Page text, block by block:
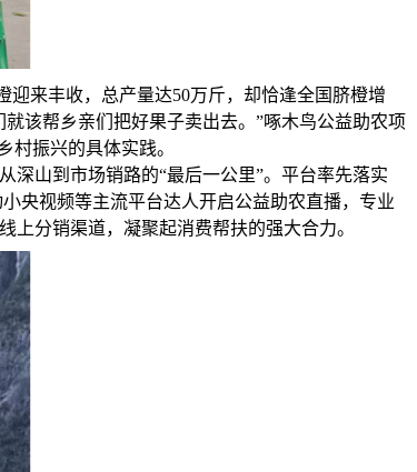
迎来丰收，总产量达50万斤，却恰逢全国脐橙增
该帮乡亲们把好果子卖出去。”啄木鸟公益助农项
村振兴的具体实践。
深山到市场销路的“最后一公里”。平台率先落实
央视频等主流平台达人开启公益助农直播，专业
分销渠道，凝聚起消费帮扶的强大合力。